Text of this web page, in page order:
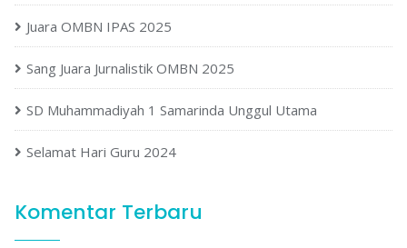
Juara OMBN IPAS 2025
Sang Juara Jurnalistik OMBN 2025
SD Muhammadiyah 1 Samarinda Unggul Utama
Selamat Hari Guru 2024
Komentar Terbaru